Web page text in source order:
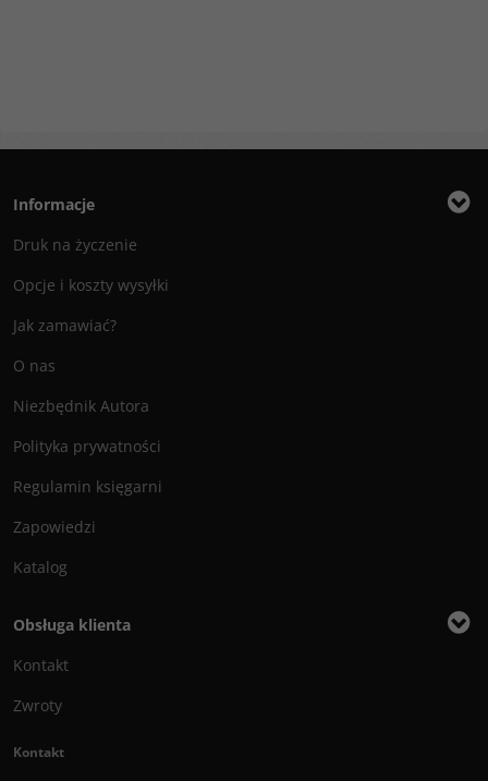
Informacje
Druk na życzenie
Opcje i koszty wysyłki
Jak zamawiać?
O nas
Niezbędnik Autora
Polityka prywatności
Regulamin księgarni
Zapowiedzi
Katalog
Obsługa klienta
Kontakt
Zwroty
Kontakt